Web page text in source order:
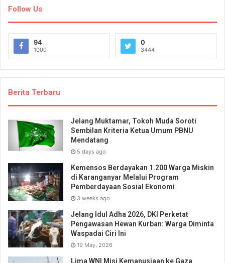
Follow Us
94
1000
0
3444
Berita Terbaru
Jelang Muktamar, Tokoh Muda Soroti
Sembilan Kriteria Ketua Umum PBNU
Mendatang
5 days ago
Kemensos Berdayakan 1.200 Warga Miskin
di Karanganyar Melalui Program
Pemberdayaan Sosial Ekonomi
3 weeks ago
Jelang Idul Adha 2026, DKI Perketat
Pengawasan Hewan Kurban: Warga Diminta
Waspadai Ciri Ini
19 May, 2026
Lima WNI Misi Kemanusiaan ke Gaza